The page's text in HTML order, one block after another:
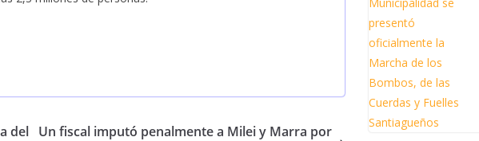
del Un fiscal imputó penalmente a Milei y Marra por